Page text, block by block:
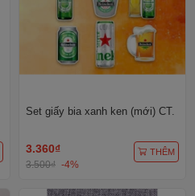
Set giấy bia xanh ken (mới) CT.
3.360₫
3.500₫ -4%
THÊM